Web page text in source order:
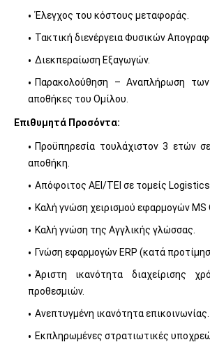
Έλεγχος του κόστους μεταφοράς.
Τακτική διενέργεια Φυσικών
Διεκπεραίωση Εξαγωγών.
Παρακολούθηση – Αναπλήρωση
αποθήκες του Ομίλου.
Επιθυμητά Προσόντα:
Προϋπηρεσία τουλάχιστον 3 ετών
αποθήκη.
Απόφοιτος ΑΕΙ/ΤΕΙ σε τομείς
Καλή γνώση χειρισμού εφαρμογών MS
Καλή γνώση της Αγγλικής γλώσσας.
Γνώση εφαρμογών ERP (κατά
Άριστη ικανότητα διαχείρισης
προθεσμιών.
Ανεπτυγμένη ικανότητα επικοινωνίας.
Εκπληρωμένες στρατιωτικές